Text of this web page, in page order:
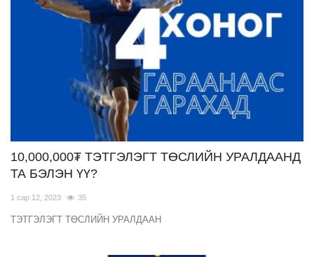
10,000,000₮ ТЭТГЭЛЭГТ ТӨСЛИЙН УРАЛДААНД
ТА БЭЛЭН ҮҮ?
1 сар 12, 2023 35
ТЭТГЭЛЭГТ ТӨСЛИЙН УРАЛДААН